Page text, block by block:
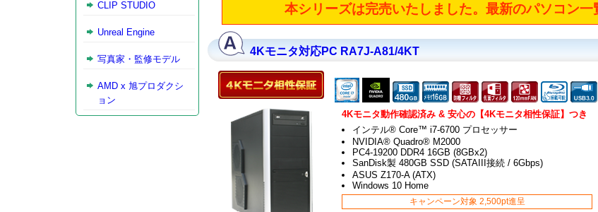
本シリーズは完売いたしました。最新のパソコン一
4Kモニタ対応PC RA7J-A81/4KT
4Kモニタ動作確認済み & 安心の【4Kモニタ相性保証】つき
インテル® Core™ i7-6700 プロセッサー
NVIDIA® Quadro® M2000
PC4-19200 DDR4 16GB (8GBx2)
SanDisk製 480GB SSD (SATAIII接続 / 6Gbps)
ASUS Z170-A (ATX)
Windows 10 Home
キャンペーン対象 2,500pt進呈
CLIP STUDIO
Unreal Engine
写真家・監修モデル
AMD x 旭プロダクシ
ョン